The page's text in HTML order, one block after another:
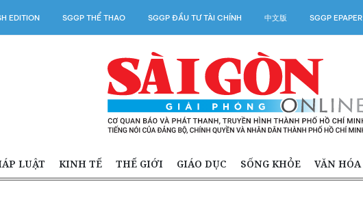
EDITION SGGP THỂ THAO SGGP ĐẦU TƯ TÀI CHÍNH 中文版 SGGP EPAPER
LUẬT KINH TẾ THẾ GIỚI GIÁO DỤC SỐNG KHỎE VĂN HÓA